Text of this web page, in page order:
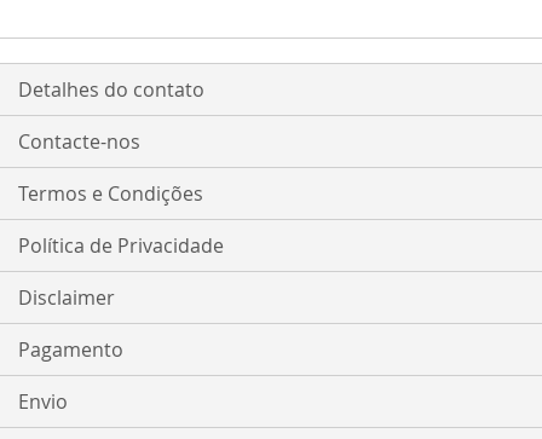
Detalhes do contato
Contacte-nos
Termos e Condições
Política de Privacidade
Disclaimer
Pagamento
Envio